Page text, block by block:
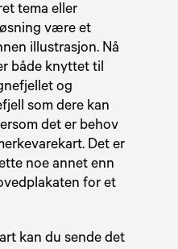
tema eller
være et
illustrasjon. Nå
både knyttet til
og
som dere kan
det er behov
Det er
noe annet enn
for et
kan du sende det